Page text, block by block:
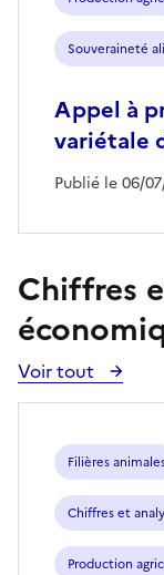
Souveraineté
Appel à
variétale
Publié le 06/
Chiffres
Voir tout
Voir
toutes
Filières
Chiffres et
Production